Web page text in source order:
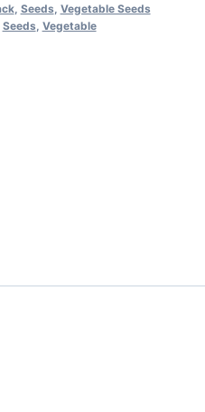
, Seeds Vegetable Seeds
Seeds Vegetable